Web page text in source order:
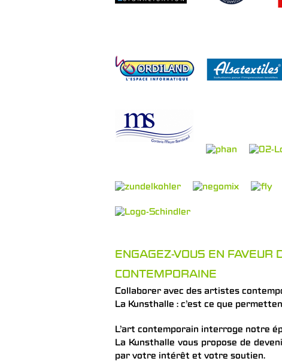
ENGAGEZ-VOUS EN FAVEUR
CONTEMPORAINE
Collaborer avec des artistes
La Kunsthalle : c’est ce que
L’art contemporain interroge notre
La Kunsthalle vous propose de
par votre intérêt et votre soutien.